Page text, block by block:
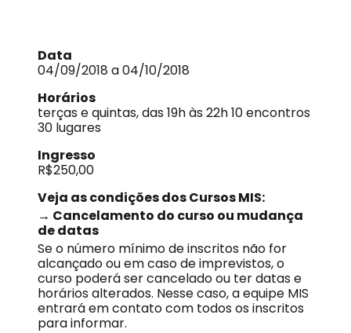
Data
04/09/2018 a 04/10/2018
Horários
terças e quintas, das 19h às 22h 10 encontros
30 lugares
Ingresso
R$250,00
Veja as condições dos Cursos MIS:
→ Cancelamento do curso ou mudança
de datas
Se o número mínimo de inscritos não for
alcançado ou em caso de imprevistos, o
curso poderá ser cancelado ou ter datas e
horários alterados. Nesse caso, a equipe MIS
entrará em contato com todos os inscritos
para informar.